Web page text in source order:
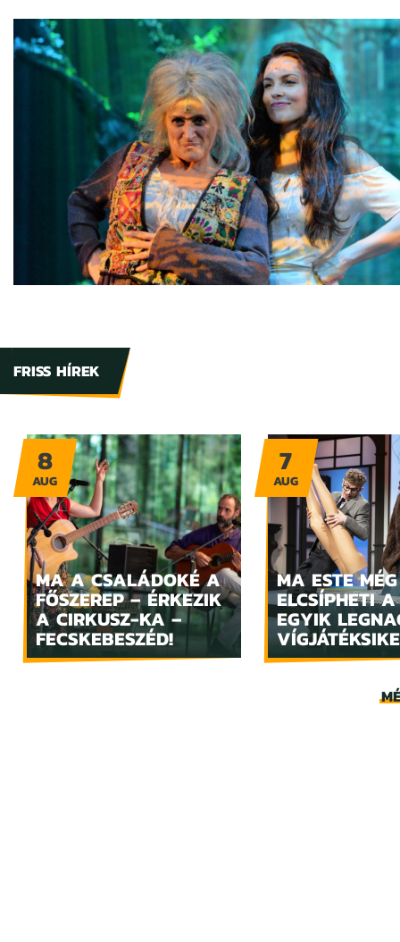
FRISS HÍREK
MA A CSALÁDOKÉ A
FŐSZEREP – ÉRKEZIK
A CIRKUSZ-KA –
FECSKEBESZÉD!
8
AUG
MA ESTE MÉG
ELCSÍPHETI
EGYIK
7
AUG